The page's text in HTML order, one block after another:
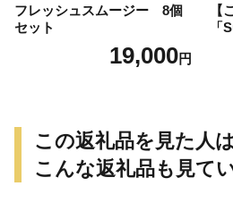
フレッシュスムージー 8個
セット
19,000円
【
「
琲
この返礼品を見た人
こんな返礼品も見て